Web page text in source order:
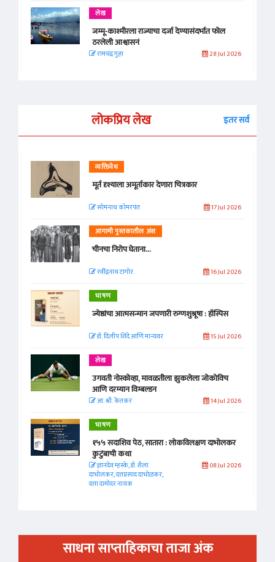
लेख
जम्मू-काश्मीरला राज्याचा दर्जा देण्यासंदर्भात फोल
ठरलेली आश्वासनं
रामचंद्र गुहा 28 Jul 2026
लोकप्रिय लेख इतर सर्व
व्यक्तिवेध
मूर्त दृश्याला अमूर्ताकार देणारा चित्रकार
सोमनाथ कोमरपंत 17 Jul 2026
आगामी पुस्तकातील अंश
चीनचा निरोप घेताना...
रवींद्रनाथ टागोर. 16 Jul 2026
भाषण
ज्येष्ठांचा आत्मसन्मान जपणारी रुग्णशुश्रूषा : हॉस्पिस
डॉ. दिलीप शिंदे आणि मान्यवर 15 Jul 2026
लेख
उगवती नोस्कोव्हा, मावळतीला झुकलेला जोकोविच
आणि दरम्यान विम्बल्डन
आ. श्री. केतकर 14 Jul 2026
भाषण
१५५ सदाशिव पेठ, सातारा : लोकविलक्षण दाभोलकर
कुटुंबाची कथा
ज्ञानदेव म्हस्के, डॉ. शैला
दाभोलकर, दत्तप्रसाद दाभोळकर,
दत्ता दामोदर नायक
08 Jul 2026
साधना साप्ताहिकाचा ताजा अंक